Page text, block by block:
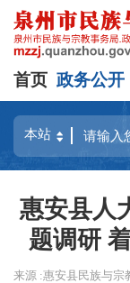
首页 政务公开
惠安县人
题调研
来源 :惠安县民族与宗